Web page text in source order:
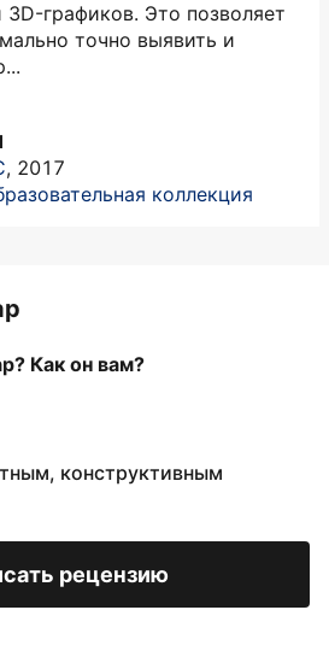
графиков. Это позволяет
точно выявить и
, 2017
коллекция
Как он вам?
конструктивным
рецензию